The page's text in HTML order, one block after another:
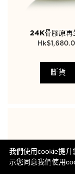
24K骨膠原再
$
斷貨
我們使用cookie提升
示您同意我們使用